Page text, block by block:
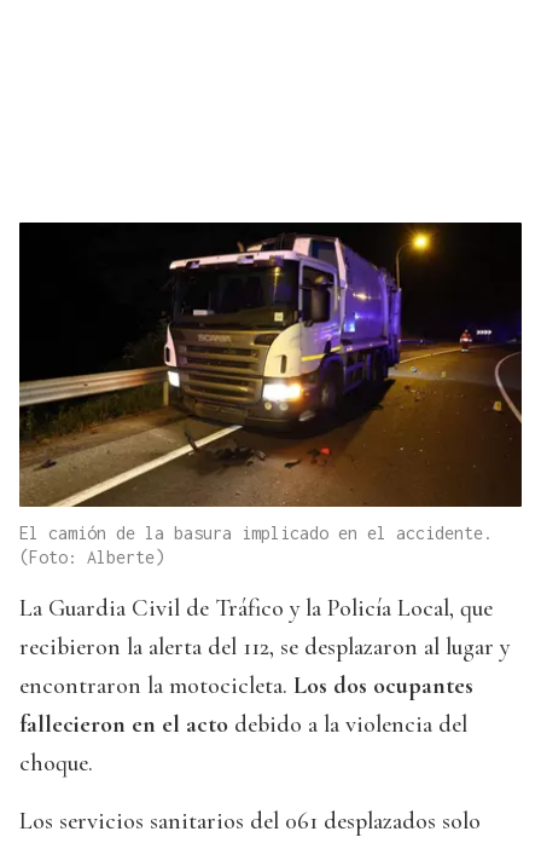
El camión de la basura implicado en el accidente.
(Foto: Alberte)
La Guardia Civil de Tráfico y la Policía Local, que
recibieron la alerta del 112, se desplazaron al lugar y
encontraron la motocicleta. Los dos ocupantes
fallecieron en el acto debido a la violencia del
choque.
Los servicios sanitarios del 061 desplazados solo